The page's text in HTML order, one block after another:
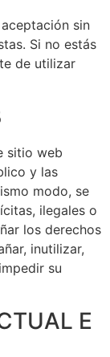
sin
Si no estás
de utilizar
sitio web
y las
modo, se
ilegales o
los derechos
inutilizar,
su
E